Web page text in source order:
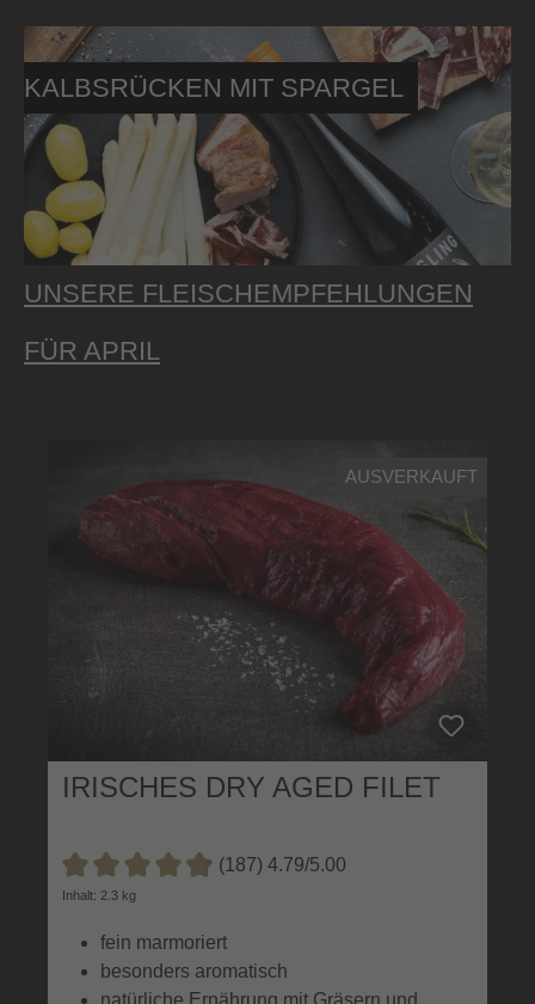
KALBSRÜCKEN MIT SPARGEL
UNSERE FLEISCHEMPFEHLUNGEN
FÜR APRIL
AUSVERKAUFT
IRISCHES DRY AGED FILET
Durchschnittliche Bewertung von 4.7 von 5 Sternen
(187) 4.79/5.00
Inhalt: 2.3 kg
fein marmoriert
besonders aromatisch